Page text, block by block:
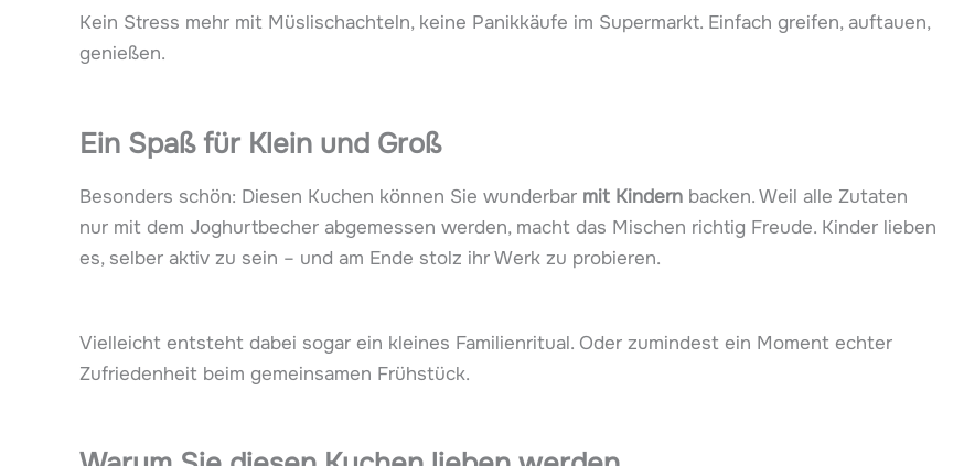
Kein Stress mehr mit Müslischachteln, keine Panikkäufe im Supermarkt. Einfach greifen, auftauen,
genießen.
Ein Spaß für Klein und Groß
Besonders schön: Diesen Kuchen können Sie wunderbar mit Kindern backen. Weil alle Zutaten
nur mit dem Joghurtbecher abgemessen werden, macht das Mischen richtig Freude. Kinder lieben
es, selber aktiv zu sein – und am Ende stolz ihr Werk zu probieren.
Vielleicht entsteht dabei sogar ein kleines Familienritual. Oder zumindest ein Moment echter
Zufriedenheit beim gemeinsamen Frühstück.